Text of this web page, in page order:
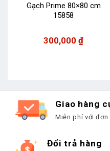
Gạch Prime 80×80 cm
15858
300,000₫
Giao hàng
Miễn phí với
Đổi trả hàng